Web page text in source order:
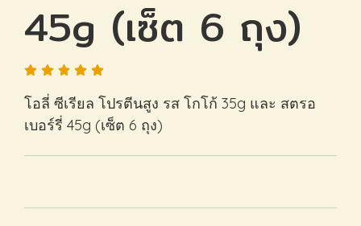
45g (เซ็ต 6 ถุง)
โอลี่ ซีเรียล โปรตีนสูง รส โกโก้ 35g และ สตรอ
เบอร์รี่ 45g (เซ็ต 6 ถุง)